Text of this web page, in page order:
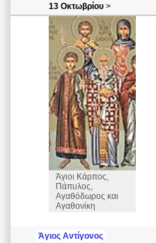
13 Οκτωβρίου >
Άγιοι Κάρπος,
Πάπυλος,
Αγαθόδωρος και
Αγαθονίκη
Άγιος Αντίγονος